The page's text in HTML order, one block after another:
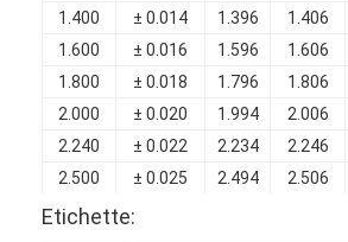
1.400
± 0.014 1.396 1.406
1.600
± 0.016 1.596 1.606
1.800
± 0.018 1.796 1.806
2.000
± 0.020 1.994 2.006
2.240
± 0.022 2.234 2.246
2.500
± 0.025 2.494 2.506
2.800
± 0.028
Etichette: